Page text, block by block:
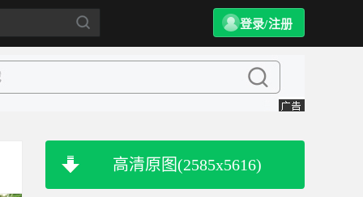
登录/注册
高清原图(2585x5616)